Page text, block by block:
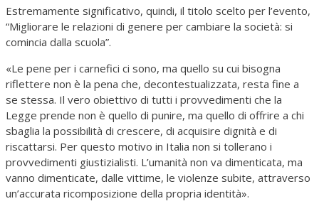
Estremamente significativo, quindi, il titolo scelto per l’evento,
“Migliorare le relazioni di genere per cambiare la società: si
comincia dalla scuola”.
«Le pene per i carnefici ci sono, ma quello su cui bisogna
riflettere non è la pena che, decontestualizzata, resta fine a
se stessa. Il vero obiettivo di tutti i provvedimenti che la
Legge prende non è quello di punire, ma quello di offrire a chi
sbaglia la possibilità di crescere, di acquisire dignità e di
riscattarsi. Per questo motivo in Italia non si tollerano i
provvedimenti giustizialisti. L’umanità non va dimenticata, ma
vanno dimenticate, dalle vittime, le violenze subite, attraverso
un’accurata ricomposizione della propria identità».